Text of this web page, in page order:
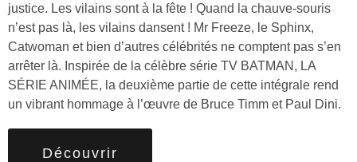
justice. Les vilains sont à la fête ! Quand la chauve-souris
n’est pas là, les vilains dansent ! Mr Freeze, le Sphinx,
Catwoman et bien d’autres célébrités ne comptent pas s’en
arrêter là. Inspirée de la célèbre série TV BATMAN, LA
SÉRIE ANIMÉE, la deuxième partie de cette intégrale rend
un vibrant hommage à l’œuvre de Bruce Timm et Paul Dini.
Découvrir